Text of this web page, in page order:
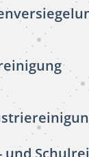
und